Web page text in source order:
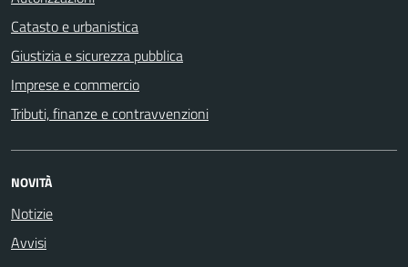
Catasto e urbanistica
Giustizia e sicurezza pubblica
Imprese e commercio
Tributi, finanze e contravvenzioni
NOVITÀ
Notizie
Avvisi